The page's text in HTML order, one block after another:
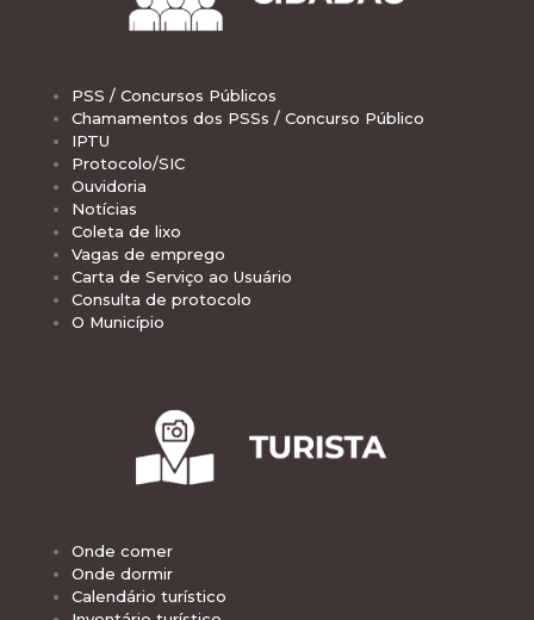
PSS / Concursos Públicos
Chamamentos dos PSSs / Concurso Público
IPTU
Protocolo/SIC
Ouvidoria
Notícias
Coleta de lixo
Vagas de emprego
Carta de Serviço ao Usuário
Consulta de protocolo
O Município
Onde comer
Onde dormir
Calendário turístico